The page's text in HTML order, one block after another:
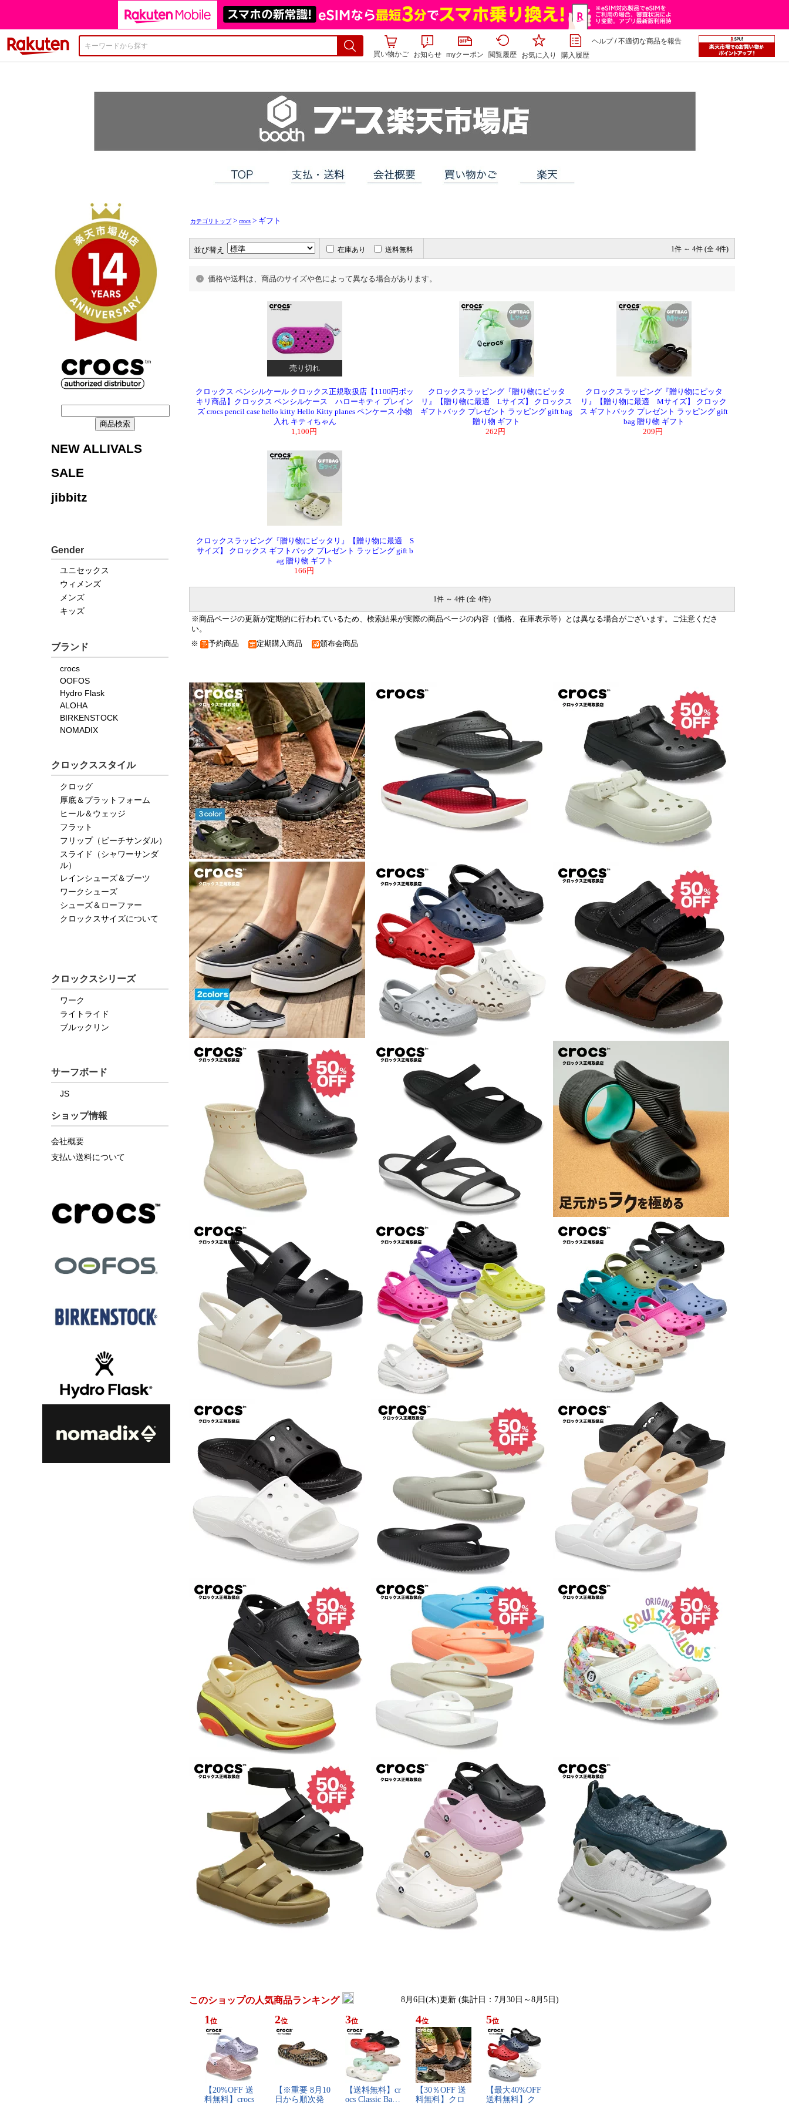
買い物かご
お知らせ myクーポン 閲覧履歴 お気に入り 購入履歴
ヘルプ/不適切な商品を報告
NEW ALLIVALS
SALE
jibbitz
Gender
ユニセックス
ウィメンズ
メンズ
キッズ
ブランド
crocs
OOFOS
Hydro Flask
ALOHA
BIRKENSTOCK
NOMADIX
クロックススタイル
クロッグ
厚底＆プラットフォーム
ヒール＆ウェッジ
フラット
フリップ（ビーチサンダル）
スライド（シャワーサンダ
ル）
レインシューズ＆ブーツ
ワークシューズ
シューズ＆ローファー
クロックスサイズについて
クロックスシリーズ
ワーク
ライトライド
ブルックリン
サーフボード
JS
ショップ情報
会社概要
支払い送料について
カテゴリトップ> crocs > ギフト
並び替え 在庫あり 送料無料 1件 ～ 4件 (全 4件)
価格や送料は、商品のサイズや色によって異なる場合があります。
売り切れ
クロックス ペンシルケール クロックス正規取扱店【1100円ポッ
キリ商品】クロックス ペンシルケース ハローキティ プレイン
ズ crocs pencil case hello kitty Hello Kitty planes ペンケース 小物
入れ キティちゃん
1,100円
クロックスラッピング『贈り物にピッタ
リ』【贈り物に最適 Lサイズ】 クロックス
ギフトバック プレゼント ラッピング gift bag
贈り物 ギフト
262円
クロックスラッピング『贈り物にピッタ
リ』【贈り物に最適 Mサイズ】 クロック
ス ギフトバック プレゼント ラッピング gift
bag 贈り物 ギフト
209円
クロックスラッピング『贈り物にピッタリ』【贈り物に最適 S
サイズ】 クロックス ギフトバック プレゼント ラッピング gift b
ag 贈り物 ギフト
166円
1件 ～ 4件 (全 4件)
※商品ページの更新が定期的に行われているため、検索結果が実際の商品ページの内容（価格、在庫表示等）とは異なる場合がございます。ご注意くださ
い。
※ 予約商品 定期購入商品 頒布会商品
このショップの人気商品ランキング 8月6日(木)更新 (集計日：7月30日～8月5日)
1 位
【​2​0​%​O​F​F​ ​送​
料​無​料​】​c​r​o​c​s​ ​
2位
【​※​重​要​ ​8​月​1​0​
日​か​ら​順​次​発​
3位
【​送​料​無​料​】​c​r​
o​c​s​ ​C​l​a​s​s​i​c​ ​B​a​…
4位
【​3​0​％​O​F​F​ ​送​
料​無​料​】​ク​ロ​
5位
【​最​大​4​0​%​O​F​F​
​送​料​無​料​】​ク​